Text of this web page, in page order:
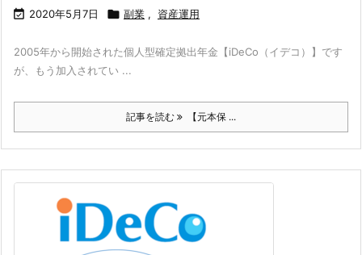
 2020年5月7日  副業 , 資産運用
2005年から開始された個人型確定拠出年金【iDeCo（イデコ）】です
が、もう加入されてい ...
記事を読む 【元本保 ...